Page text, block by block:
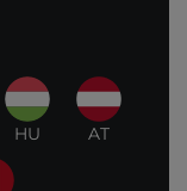
HU AT